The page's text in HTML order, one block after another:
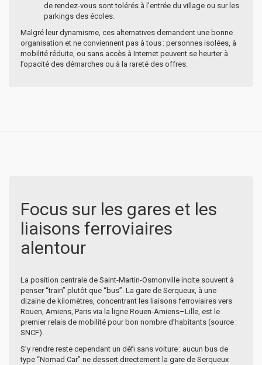
de rendez-vous sont tolérés à l’entrée du village ou sur les
parkings des écoles.
Malgré leur dynamisme, ces alternatives demandent une bonne
organisation et ne conviennent pas à tous : personnes isolées, à
mobilité réduite, ou sans accès à Internet peuvent se heurter à
l’opacité des démarches ou à la rareté des offres.
Focus sur les gares et les
liaisons ferroviaires
alentour
La position centrale de Saint-Martin-Osmonville incite souvent à
penser “train” plutôt que “bus”. La gare de Serqueux, à une
dizaine de kilomètres, concentrant les liaisons ferroviaires vers
Rouen, Amiens, Paris via la ligne Rouen-Amiens–Lille, est le
premier relais de mobilité pour bon nombre d’habitants (source :
SNCF).
S’y rendre reste cependant un défi sans voiture : aucun bus de
type “Nomad Car” ne dessert directement la gare de Serqueux